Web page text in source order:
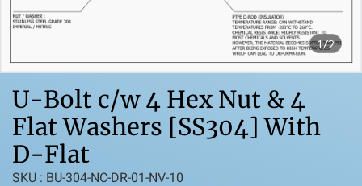
1/2
U-Bolt c/w 4 Hex Nut & 4
Flat Washers [SS304] With
D-Flat
SKU : BU-304-NC-DR-01-NV-10